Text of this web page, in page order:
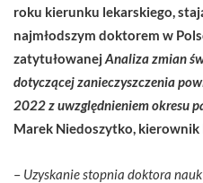
roku kierunku lekarskiego,
najmłodszym doktorem w
zatytułowanej Analiza zmian
dotyczącej zanieczyszczenia
2022 z uwzględnieniem okresu
Marek Niedoszytko,
– Uzyskanie stopnia doktora